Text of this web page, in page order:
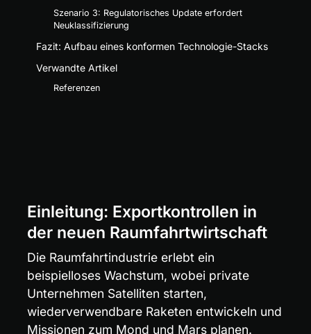
Szenario 3: Regulatorisches Update erfordert
Neuklassifizierung
Fazit: Aufbau eines konformen Technologie-Stacks
Verwandte Artikel
Referenzen
Einleitung: Exportkontrollen in
der neuen Raumfahrtwirtschaft
Die Raumfahrtindustrie erlebt ein
beispielloses Wachstum, wobei private
Unternehmen Satelliten starten,
wiederverwendbare Raketen entwickeln und
Missionen zum Mond und Mars planen.